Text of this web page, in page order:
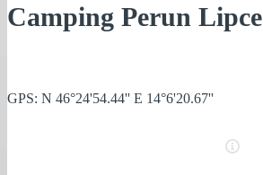
Camping Perun Lipce
GPS: N 46°24'54.44'' E 14°6'20.67''